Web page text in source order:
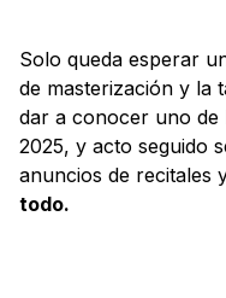
Solo queda esperar
de masterización y la
dar a conocer uno de
2025, y acto seguido
anuncios de recitales
todo.